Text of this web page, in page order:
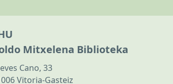
Mitxelena Biblioteka
Cano, 33
Vitoria-Gasteiz